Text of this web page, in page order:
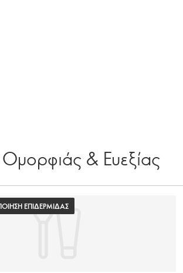
& Ευεξίας
ΕΠΙΔΕΡΜΙΔΑΣ